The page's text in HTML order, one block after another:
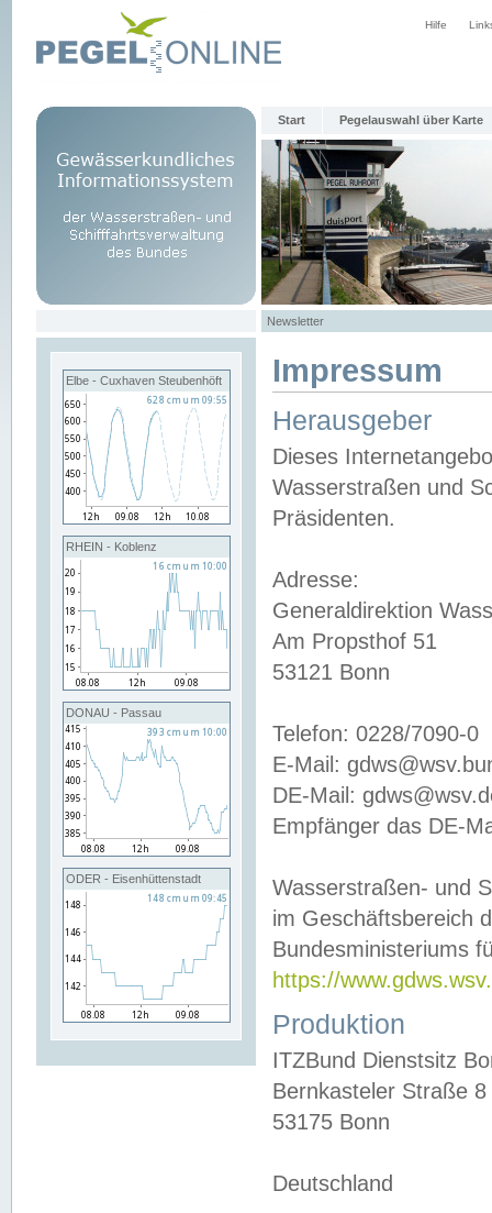
Hilfe
Start Pegelauswahl über Karte
Newsletter
Elbe - Cuxhaven Steubenhöft
RHEIN - Koblenz
DONAU - Passau
ODER - Eisenhüttenstadt
Impressum
Herausgeber
Dieses
Wasserstraßen und
Präsidenten.
Adresse:
Generaldirektion
Am Propsthof 51
53121 Bonn
Telefon: 0228/7090-0
E-Mail:
DE-Mail:
Empfänger das DE-
Wasserstraßen- und
im Geschäftsbereich
Bundesministeriums
https://
Produktion
ITZBund Dienstsitz
Bernkasteler Straße 8
53175 Bonn
Deutschland